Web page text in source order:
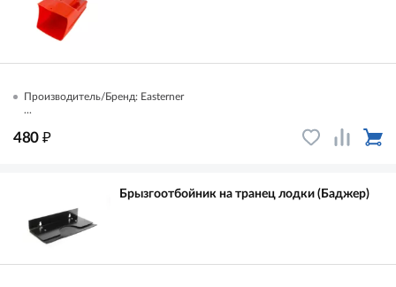
Производитель/Бренд: Easterner
...
480 ₽
Брызгоотбойник на транец лодки (Баджер)